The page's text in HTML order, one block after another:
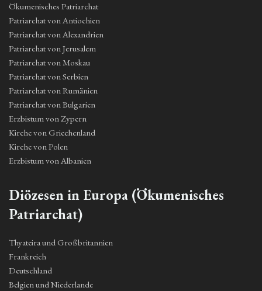
Ökumenisches Patriarchat
Patriarchat von Antiochien
Patriarchat von Alexandrien
Patriarchat von Jerusalem
Patriarchat von Moskau
Patriarchat von Serbien
Patriarchat von Rumänien
Patriarchat von Bulgarien
Erzbistum von Zypern
Kirche von Griechenland
Kirche von Polen
Erzbistum von Albanien
Diözesen in Europa (Ökumenisches
Patriarchat)
Thyateira und Großbritannien
Frankreich
Deutschland
Belgien und Niederlande